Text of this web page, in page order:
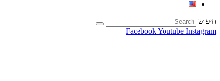
חיפוש
FacebookYoutube Instagram